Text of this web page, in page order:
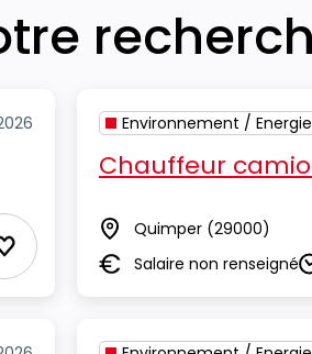
Ajouter aux Favoris
Environnement /
Chauffeur
Lieu Quimper (29000)
SalaireSalaire non renseigné